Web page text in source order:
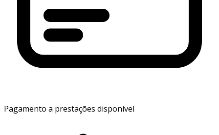
Pagamento a prestações disponível